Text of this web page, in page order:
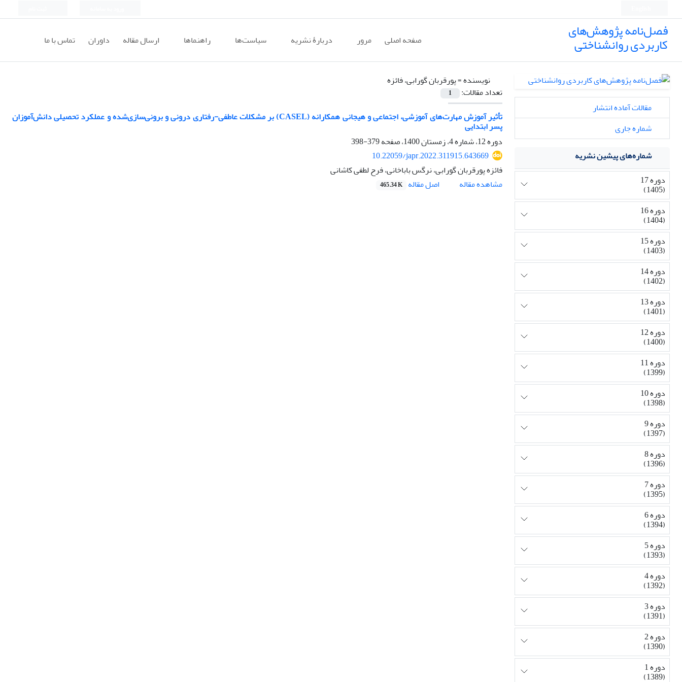
فصل‌نامه پژوهش‌های
کاربردی روانشناختی صفحه اصلی مرور دربارۀ نشریه سیاست‌ها راهنماها ارسال مقاله داوران تماس با ما
نویسنده =پورقربان گورابی، فائزه
تعداد مقالات:
1
تأثیر آموزش مهارت‌های آموزشی، اجتماعی و هیجانی همکارانه (CASEL) بر مشکلات عاطفی-رفتاری درونی و برونی‌سازی‌شده و عملکرد تحصیلی دانش‌آموزان
پسر ابتدایی
دوره 12، شماره 4، زمستان 1400، صفحه
379-398
10.22059/japr.2022.311915.643669
فائزه پورقربان گورابی، نرگس باباخانی، فرح لطفی کاشانی
مشاهده مقاله
اصل مقاله 465.34 K
مقالات آماده انتشار
شماره جاری
شماره‌های پیشین نشریه
دوره 17
(1405)
دوره 16
(1404)
دوره 15
(1403)
دوره 14
(1402)
دوره 13
(1401)
دوره 12
(1400)
دوره 11
(1399)
دوره 10
(1398)
دوره 9
(1397)
دوره 8
(1396)
دوره 7
(1395)
دوره 6
(1394)
دوره 5
(1393)
دوره 4
(1392)
دوره 3
(1391)
دوره 2
(1390)
دوره 1
(1389)